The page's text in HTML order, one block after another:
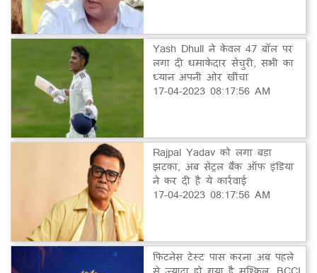
Yash Dhull ने केवल 47 बॉल पर
लगा दी धमाकेदार सेंचुरी, सभी का
ध्यान अपनी ओर खींचा
17-04-2023 08:17:56 AM
Rajpal Yadav को लगा बड़ा
झटका, अब सेंट्रल बैंक ऑफ इंडिया
ने कर दी है ये कार्रवाई
17-04-2023 08:17:56 AM
फिटनेस टेस्ट पास करना अब पहले